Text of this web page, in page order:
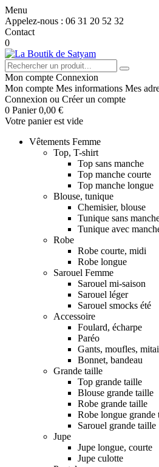
Menu
Appelez-nous : 06 31 20 52 32
Contact
0
Mon compte Connexion
Mon compte Mes informations Mes
Connexion ou Créer un compte
0 Panier 0,00 €
Votre panier est vide
Vêtements Femme
Top, T-shirt
Top sans manche
Top manche courte
Top manche longue
Blouse, tunique
Chemisier, blouse
Tunique sans
Tunique avec
Robe
Robe courte, midi
Robe longue
Sarouel Femme
Sarouel mi-saison
Sarouel léger
Sarouel smocks été
Accessoire
Foulard, écharpe
Paréo
Gants, moufles,
Bonnet, bandeau
Grande taille
Top grande taille
Blouse grande taille
Robe grande taille
Robe longue grande
Sarouel grande taille
Jupe
Jupe longue, courte
Jupe culotte